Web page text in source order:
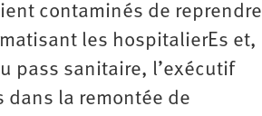
contaminés de reprendre
les hospitalierEs et,
pass sanitaire, l’exécutif
dans la remontée de